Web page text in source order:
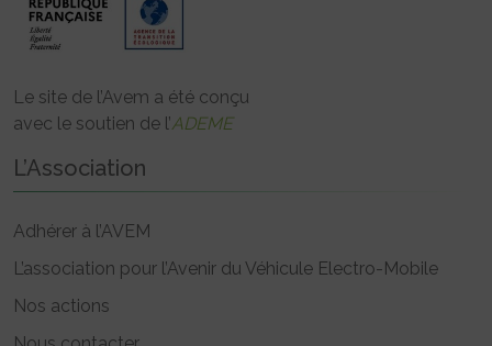
Le site de l’Avem a été conçu
avec le soutien de l’ADEME
L’Association
Adhérer à l’AVEM
L’association pour l’Avenir du Véhicule Electro-Mobile
Nos actions